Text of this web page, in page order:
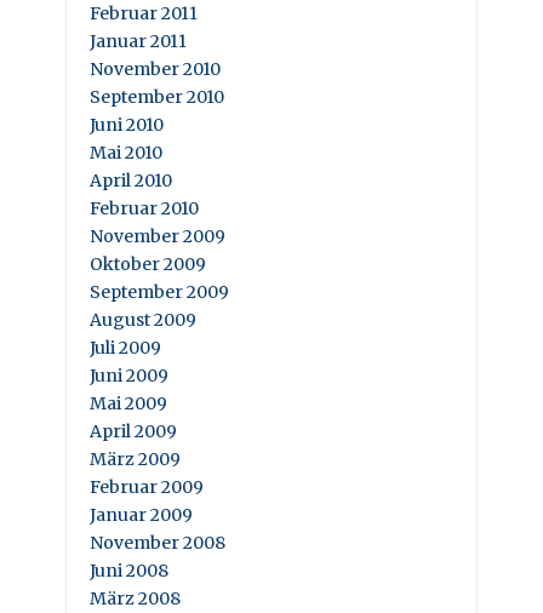
Februar 2011
Januar 2011
November 2010
September 2010
Juni 2010
Mai 2010
April 2010
Februar 2010
November 2009
Oktober 2009
September 2009
August 2009
Juli 2009
Juni 2009
Mai 2009
April 2009
März 2009
Februar 2009
Januar 2009
November 2008
Juni 2008
März 2008